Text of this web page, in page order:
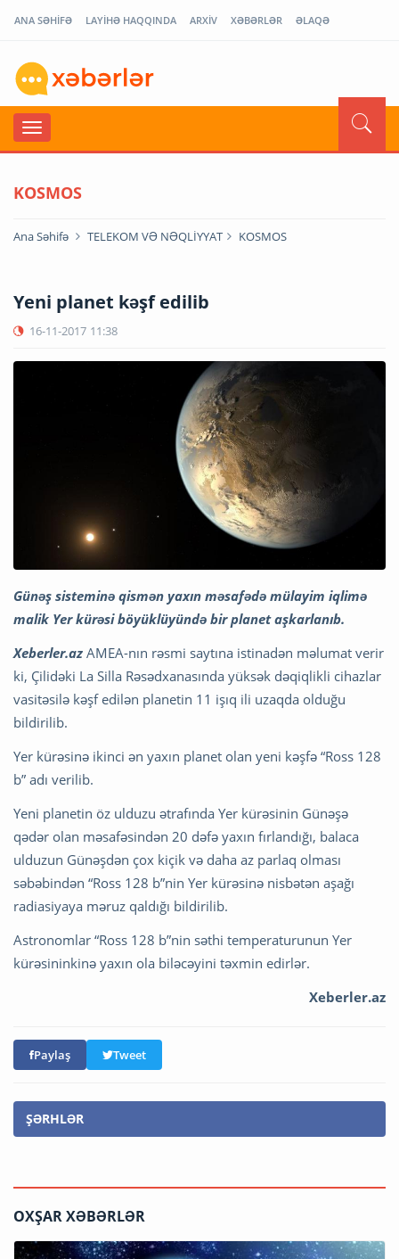
ANA SƏHİFƏ LAYİHƏ HAQQINDA ARXİV XƏBƏRLƏR ƏLAQƏ
KOSMOS
Ana Səhifə TELEKOM VƏ NƏQLİYYAT KOSMOS
Yeni planet kəşf edilib
16-11-2017 11:38
Günəş sisteminə qismən yaxın məsafədə mülayim iqlimə
malik Yer kürəsi böyüklüyündə bir planet aşkarlanıb.
Xeberler.az AMEA-nın rəsmi saytına istinadən məlumat verir
ki, Çilidəki La Silla Rəsədxanasında yüksək dəqiqlikli cihazlar
vasitəsilə kəşf edilən planetin 11 işıq ili uzaqda olduğu
bildirilib.
Yer kürəsinə ikinci ən yaxın planet olan yeni kəşfə “Ross 128
b” adı verilib.
Yeni planetin öz ulduzu ətrafında Yer kürəsinin Günəşə
qədər olan məsafəsindən 20 dəfə yaxın fırlandığı, balaca
ulduzun Günəşdən çox kiçik və daha az parlaq olması
səbəbindən “Ross 128 b”nin Yer kürəsinə nisbətən aşağı
radiasiyaya məruz qaldığı bildirilib.
Astronomlar “Ross 128 b”nin səthi temperaturunun Yer
kürəsininkinə yaxın ola biləcəyini təxmin edirlər.
Xeberler.az
Paylaş Tweet
ŞƏRHLƏR
OXŞAR XƏBƏRLƏR